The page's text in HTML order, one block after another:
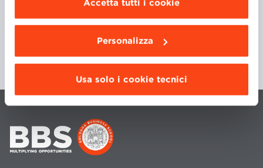
Accetta tutti i cookie
Personalizza
Usa solo i cookie tecnici